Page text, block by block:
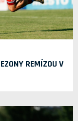
REMÍZOU V